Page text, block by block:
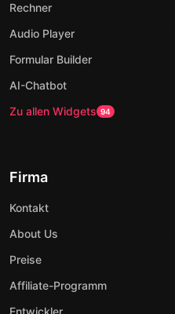
Rechner
Audio Player
Formular Builder
AI-Chatbot
Zu allen Widgets 94
Firma
Kontakt
About Us
Preise
Affiliate-Programm